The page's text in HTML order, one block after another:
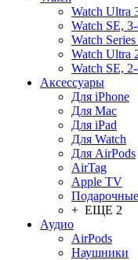
Watch Ultra
Watch SE,
Watch Series
Watch Ultra
Watch SE,
Аксессуары
Для iPhone
Для Mac
Для iPad
Для Watch
Для AirPods
AirTag
Apple TV
+ ЕЩЕ 2
Аудио
AirPods
Наушники